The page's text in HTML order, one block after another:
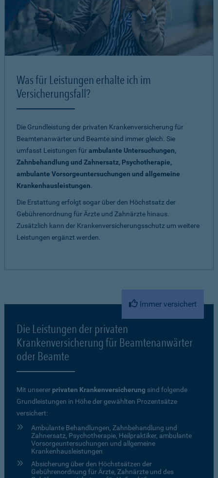
Was für Leistungen erhalte ich im
Versicherungsfall?
Die Grundleistung der privaten Krankenversicherung für
Beamtenanwärter und Beamte sind immer gleich. Sie
umfasst Leistungen fürambulante Untersuchungen,
Zahnbehandlung und Zahnersatz, Psychotherapie,
ambulante Vorsorgeuntersuchungen und allgemeine
Krankenhausleistungen.
Die Erstattung erfolgt sogar über den Höchstsatz der
Gebührenordnung für Ärzte und Zahnärzte hinaus.
Zusätzlich kann der Krankenversicherungsschutz um weitere
Leistungen ergänzt werden.
Immer versichert
Die Leistungen der privaten
Krankenversicherung für Beamtenanwärter
oder Beamte
Mit unserer privaten Krankenversicherung sind folgende
Grundleistungen in Höhe der gewählten Prozentsätze
versichert:
Ambulante Behandlungen, Zahnbehandlung und
Zahnersatz, Psychotherapie, Heilpraktiker, ambulante
Vorsorgeuntersuchungen und allgemeine
Krankenhausleistungen
Absicherung über den Höchstsätzen der
Gebührenordnung für Ärzte, Zahnärzte und des